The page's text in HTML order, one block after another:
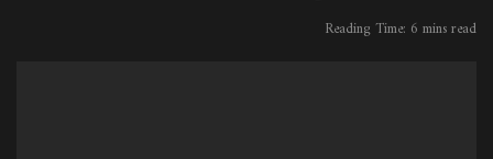
Reading Time: 6 mins read